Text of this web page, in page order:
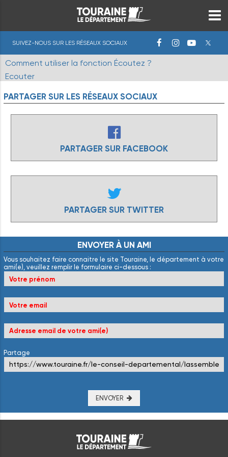
SUIVEZ-NOUS SUR LES RÉSEAUX SOCIAUX
Comment utiliser la fonction Écoutez ?
Ecouter
PARTAGER SUR LES RÉSEAUX SOCIAUX
PARTAGER SUR FACEBOOK
PARTAGER SUR TWITTER
ENVOYER À UN AMI
Vous souhaitez faire connaitre le site Touraine, le département à votre
ami(e), veuillez remplir le formulaire ci-dessous :
Partage
ENVOYER